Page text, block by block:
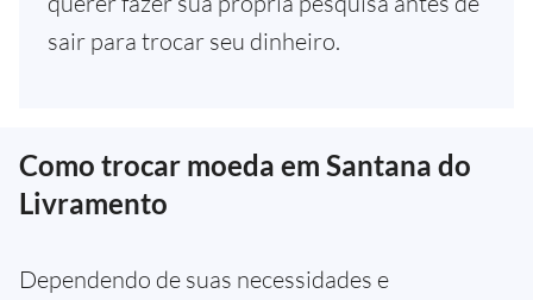
sair para trocar seu dinheiro.
Como trocar moeda em Santana do
Livramento
Dependendo de suas necessidades e